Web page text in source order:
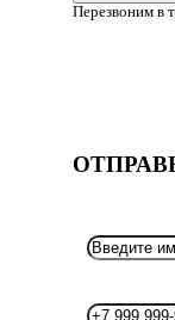
Перезвоним в